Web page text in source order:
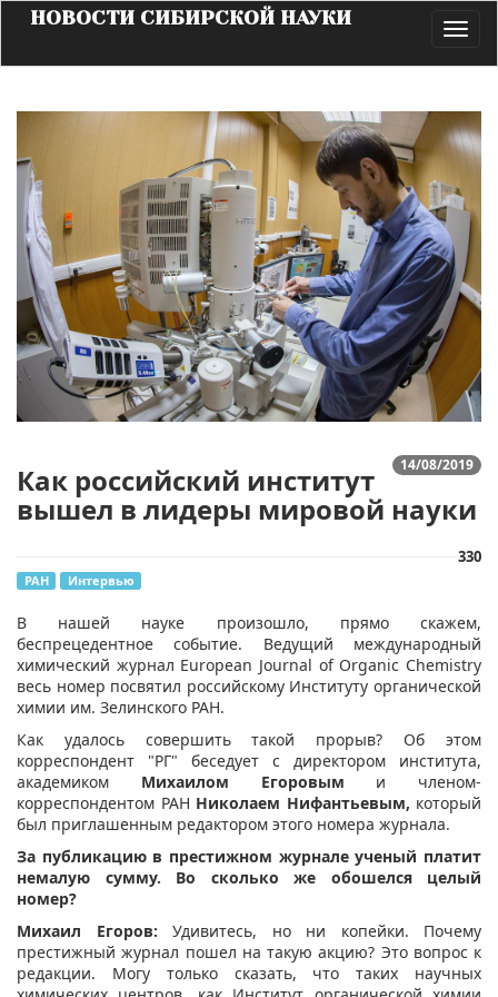
НОВОСТИ СИБИРСКОЙ НАУКИ
14/08/2019
Как российский институт
вышел в лидеры мировой науки
330
РАН Интервью
​В нашей науке произошло, прямо скажем,
беспрецедентное событие. Ведущий международный
химический журнал European Journal of Organic Chemistry
весь номер посвятил российскому Институту органической
химии им. Зелинского РАН.
Как удалось совершить такой прорыв? Об этом
корреспондент "РГ" беседует с директором института,
академиком Михаилом Егоровым и членом-
корреспондентом РАН Николаем Нифантьевым, который
был приглашенным редактором этого номера журнала.
За публикацию в престижном журнале ученый платит
немалую сумму. Во сколько же обошелся целый
номер?
Михаил Егоров: Удивитесь, но ни копейки. Почему
престижный журнал пошел на такую акцию? Это вопрос к
редакции. Могу только сказать, что таких научных